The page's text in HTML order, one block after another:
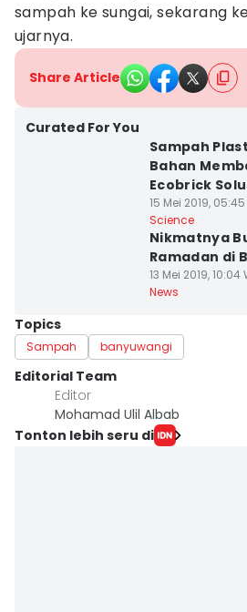
sampah ke sungai, sekarang
ujarnya.
Share Article
Curated For You
Sampah
Bahan
Ecobrick
15 Mei 2019, 05:45
Science
Nikmatnya
Ramadan di
13 Mei 2019, 10:04
News
Topics
Sampah banyuwangi
Editorial Team
Editor
Mohamad Ulil Albab
Tonton lebih seru di